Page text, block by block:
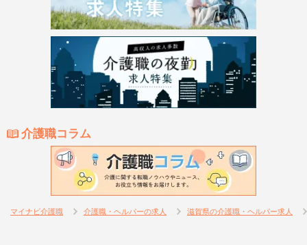
介護職コラム
マイナビ介護職 介護職・ヘルパーの求人 滋賀県の介護職・ヘルパー求人